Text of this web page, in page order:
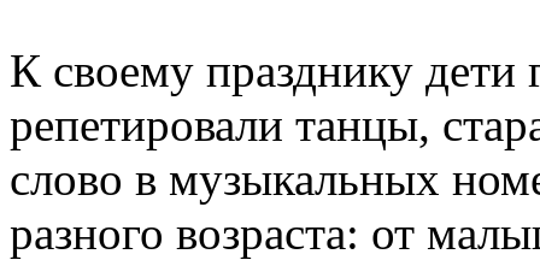
К своему празднику дети
репетировали танцы,
слово в музыкальных
разного возраста: от